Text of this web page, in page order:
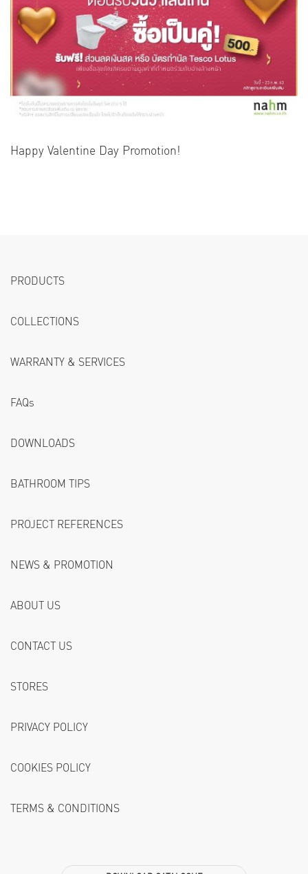
Happy Valentine Day Promotion!
PRODUCTS
COLLECTIONS
WARRANTY & SERVICES
FAQs
DOWNLOADS
BATHROOM TIPS
PROJECT REFERENCES
NEWS & PROMOTION
ABOUT US
CONTACT US
STORES
PRIVACY POLICY
COOKIES POLICY
TERMS & CONDITIONS